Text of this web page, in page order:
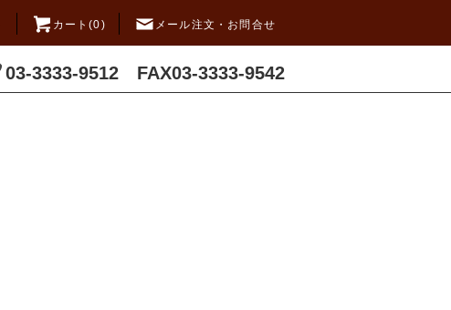
カート(0) メール注文・お問合せ
03-3333-9512 FAX03-3333-9542